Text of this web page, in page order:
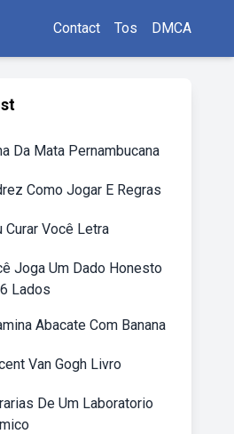
Contact Tos DMCA
Da Mata Pernambucana
Como Jogar E Regras
Curar Você Letra
Joga Um Dado Honesto
Lados
Abacate Com Banana
Van Gogh Livro
De Um Laboratorio